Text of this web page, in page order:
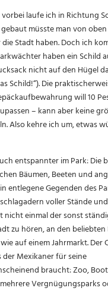
laufe ich in Richtung
müsste man von
Stadt haben. Doch ich
haben ein Schild
nicht auf den Hügel
Schild!“). Die
will 10
– kann aber keine
Also kehre ich um, etwas
entspannter im Park: Die
Bäumen, Beeten und
entlegene Gegenden des
voller Stände
nicht einmal der sonst
zu hören, an den beliebten
auf einem Jahrmarkt. Der
der Mexikaner für seine
braucht: Zoo,
Vergnügungsparks